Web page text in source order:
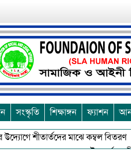
সংস্কৃতি শিক্ষাঙ্গন ফ্যাশন
শীতার্তদের মাঝে কম্বল বিতরণ
কলাপাড়ায় বৌদ্ধ ধর্মাবলম্বীদের